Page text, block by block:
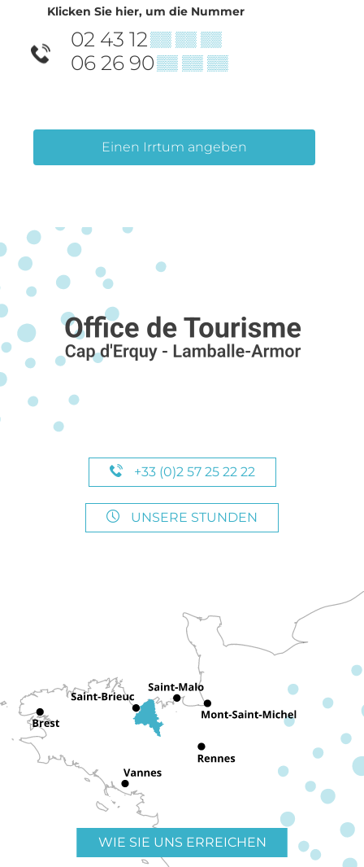
Klicken Sie hier, um die Nummer
02 43 12▒▒ ▒▒ ▒▒
06 26 90▒▒ ▒▒ ▒▒
Einen Irrtum angeben
+33 (0)2 57 25 22 22
UNSERE STUNDEN
WIE SIE UNS ERREICHEN